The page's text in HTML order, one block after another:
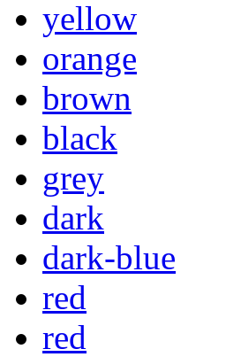
yellow
orange
brown
black
grey
dark
dark-blue
red
red